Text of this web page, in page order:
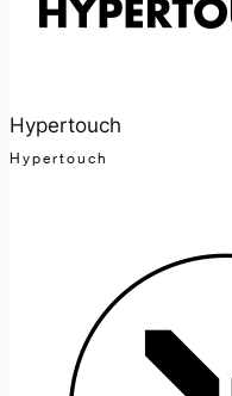
Hypertouch
Hypertouch